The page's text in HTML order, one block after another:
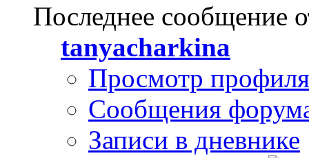
Последнее сообщение
tanyacharkina
Просмотр профиля
Сообщения
Записи в дневнике